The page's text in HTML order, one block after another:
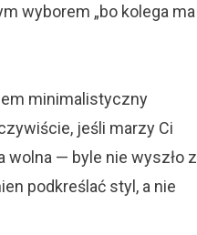
wyborem „bo kolega ma
minimalistyczny
jeśli marzy Ci
wolna — byle nie wyszło z
podkreślać styl, a nie